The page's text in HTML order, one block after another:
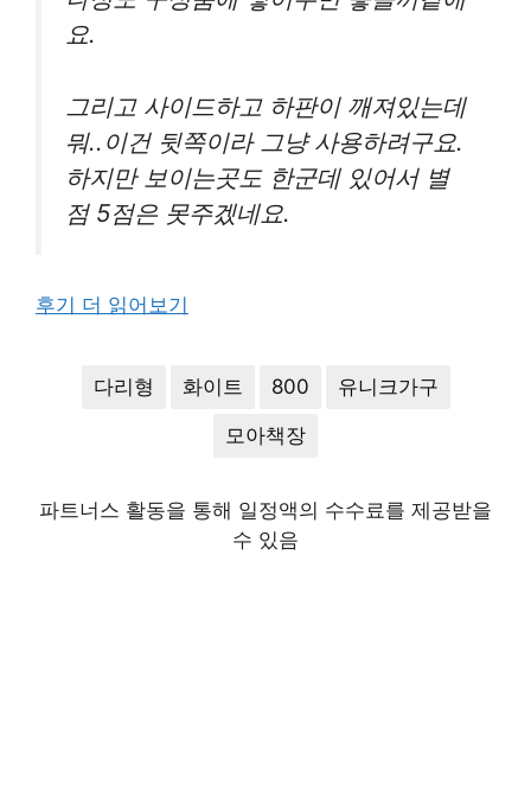
요.
그리고 사이드하고 하판이 깨져있는데
뭐..이건 뒷쪽이라 그냥 사용하려구요.
하지만 보이는곳도 한군데 있어서 별
점 5점은 못주겠네요.
후기 더 읽어보기
다리형 화이트 800 유니크가구
모아책장